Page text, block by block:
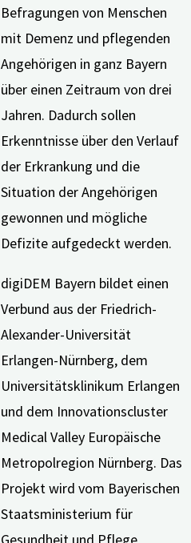
Befragungen von Menschen
mit Demenz und pflegenden
Angehörigen in ganz Bayern
über einen Zeitraum von drei
Jahren. Dadurch sollen
Erkenntnisse über den Verlauf
der Erkrankung und die
Situation der Angehörigen
gewonnen und mögliche
Defizite aufgedeckt werden.
digiDEM Bayern bildet einen
Verbund aus der Friedrich-
Alexander-Universität
Erlangen-Nürnberg, dem
Universitätsklinikum Erlangen
und dem Innovationscluster
Medical Valley Europäische
Metropolregion Nürnberg. Das
Projekt wird vom Bayerischen
Staatsministerium für